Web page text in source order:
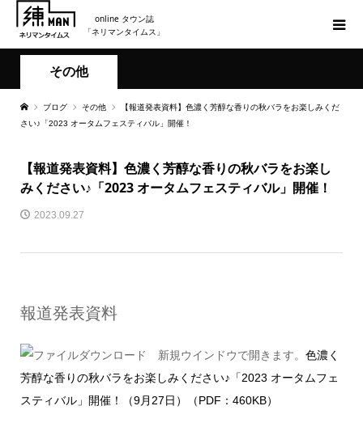
online タウン誌
「ネリマンタイムス」
その他
ブログ その他
【報道発表資料】色濃く芳醇な香りの秋バラをお楽しみくだ
さい♪「2023 オータムフェスティバル」開催！
【報道発表資料】色濃く芳醇な香りの秋バラをお楽し
みください♪「2023 オータムフェスティバル」開催！
2023.09.27
報道発表資料
色濃く
芳醇な香りの秋バラをお楽しみください♪「2023 オータムフェ
スティバル」開催！（9月27日）（PDF：460KB）